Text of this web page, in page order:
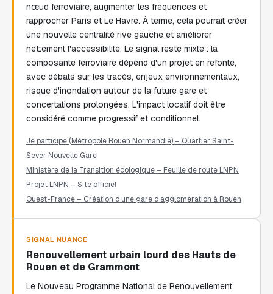
nœud ferroviaire, augmenter les fréquences et
rapprocher Paris et Le Havre. À terme, cela pourrait créer
une nouvelle centralité rive gauche et améliorer
nettement l'accessibilité. Le signal reste mixte : la
composante ferroviaire dépend d'un projet en refonte,
avec débats sur les tracés, enjeux environnementaux,
risque d'inondation autour de la future gare et
concertations prolongées. L'impact locatif doit être
considéré comme progressif et conditionnel.
Je participe (Métropole Rouen Normandie) – Quartier Saint-
Sever Nouvelle Gare
Ministère de la Transition écologique – Feuille de route LNPN
Projet LNPN – Site officiel
Ouest-France – Création d'une gare d'agglomération à Rouen
SIGNAL NUANCÉ
Renouvellement urbain lourd des Hauts de
Rouen et de Grammont
Le Nouveau Programme National de Renouvellement